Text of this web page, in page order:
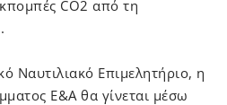
CO2 από τη
Ναυτιλιακό Επιμελητήριο, η
Ε&Α θα γίνεται μέσω